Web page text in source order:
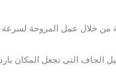
الجاف التى تجعل المكان